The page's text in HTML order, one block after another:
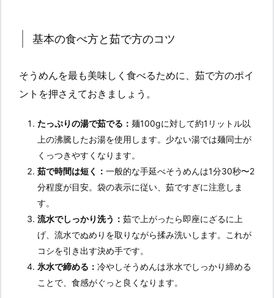
基本の食べ方と茹で方のコツ
そうめんを最も美味しく食べるために、茹で方のポイ
ントを押さえておきましょう。
たっぷりの湯で茹でる： 麺100gに対して約1リットル以
上の沸騰したお湯を使用します。少ない湯では麺同士が
くっつきやすくなります。
茹で時間は短く： 一般的な手延べそうめんは1分30秒〜2
分程度が目安。袋の表示に従い、茹ですぎに注意しま
す。
流水でしっかり洗う： 茹で上がったら即座にざるに上
げ、流水でぬめりを取りながら揉み洗いします。これが
コシを引き出す決め手です。
氷水で締める： 冷やしそうめんは氷水でしっかり締める
ことで、食感がぐっと良くなります。